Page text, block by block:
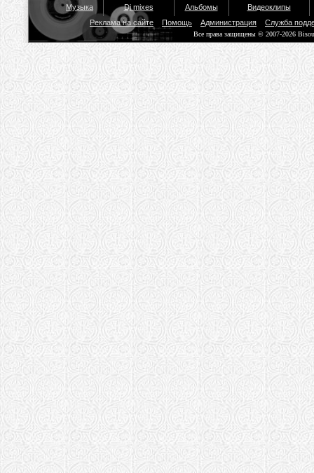
Музыка Dj mixes Альбомы
Видеоклипы
Реклама на сайте
Помощь Администрация Служба
Все права защищены © 2007-2026